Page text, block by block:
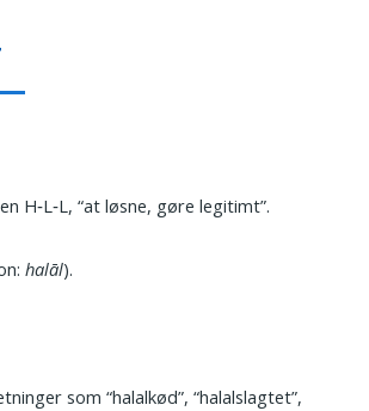
H‑L‑L, “at løsne, gøre legitimt”.
halāl).
som “halalkød”, “halalslagtet”,